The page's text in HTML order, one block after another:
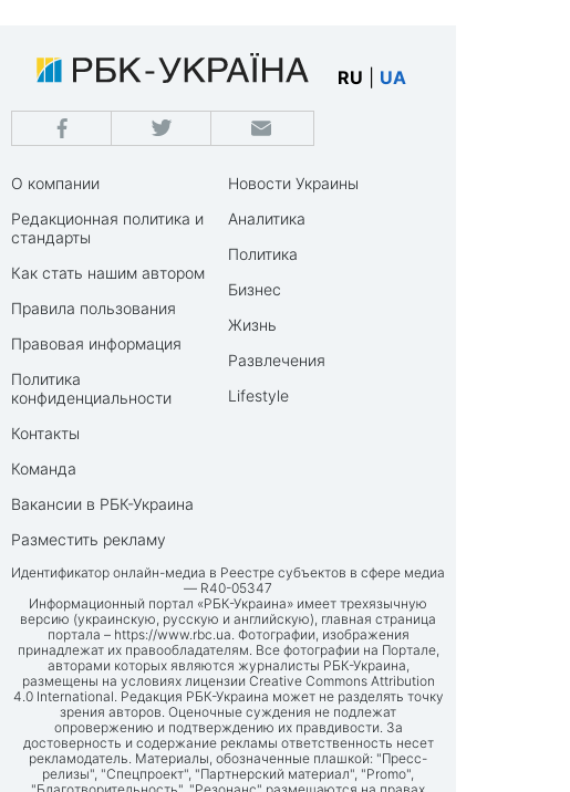
RU UA
О компании
Редакционная политика и
стандарты
Как стать нашим автором
Правила пользования
Правовая информация
Политика
конфиденциальности
Контакты
Команда
Вакансии в РБК-Украина
Разместить рекламу
Новости Украины
Аналитика
Политика
Бизнес
Жизнь
Развлечения
Lifestyle
Идентификатор онлайн-медиа в Реестре субъектов в сфере медиа
— R40-05347
Информационный портал «РБК-Украина» имеет трехязычную
версию (украинскую, русскую и английскую), главная страница
портала – https://www.rbc.ua. Фотографии, изображения
принадлежат их правообладателям. Все фотографии на Портале,
авторами которых являются журналисты РБК-Украина,
размещены на условиях лицензии Creative Commons Attribution
4.0 International. Редакция РБК-Украина может не разделять точку
зрения авторов. Оценочные суждения не подлежат
опровержению и подтверждению их правдивости. За
достоверность и содержание рекламы ответственность несет
рекламодатель. Материалы, обозначенные плашкой: "Пресс-
релизы", "Спецпроект", "Партнерский материал", "Promo",